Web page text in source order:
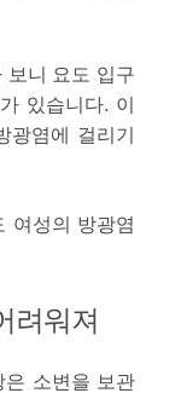
보니 요도 입구
있습니다. 이
염에 걸리기
여성의 방광염
려워져
은 소변을 보관